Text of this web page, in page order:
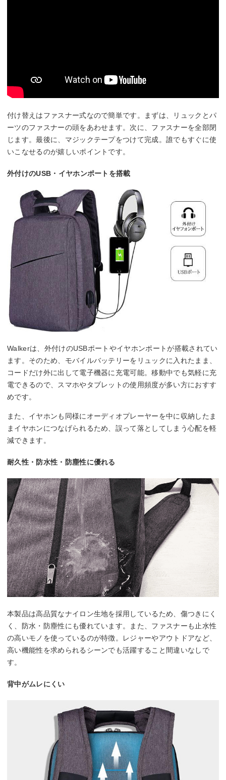
付け替えはファスナー式なので簡単です。まずは、リュックとパ
ーツのファスナーの頭をあわせます。次に、ファスナーを全部閉
じます。最後に、マジックテープをつけて完成。誰でもすぐに使
いこなせるのが嬉しいポイントです。
外付けのUSB・イヤホンポートを搭載
Walkerは、外付けのUSBポートやイヤホンポートが搭載されてい
ます。そのため、モバイルバッテリーをリュックに入れたまま、
コードだけ外に出して電子機器に充電可能。移動中でも気軽に充
電できるので、スマホやタブレットの使用頻度が多い方におすす
めです。
また、イヤホンも同様にオーディオプレーヤーを中に収納したま
まイヤホンにつなげられるため、誤って落としてしまう心配を軽
減できます。
耐久性・防水性・防塵性に優れる
本製品は高品質なナイロン生地を採用しているため、傷つきにく
く、防水・防塵性にも優れています。また、ファスナーも止水性
の高いモノを使っているのが特徴。レジャーやアウトドアなど、
高い機能性を求められるシーンでも活躍すること間違いなしで
す。
背中がムレにくい